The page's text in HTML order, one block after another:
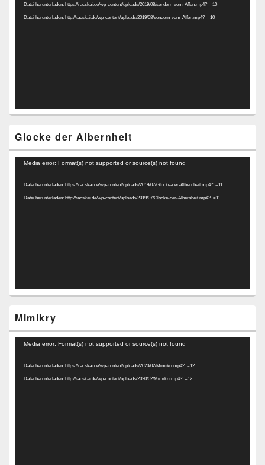
Datei herunterladen: https://racskai.de/wp-content/uploads/2019/08/sondern-vom-Affen.mp4?_=10
Datei herunterladen: http://racskai.de/wp-content/uploads/2019/08/sondern-vom-Affen.mp4?_=10
Glocke der Albernheit
Video-
Media error: Format(s) not supported or source(s) not found
Datei herunterladen: https://racskai.de/wp-content/uploads/2019/07/Glocke-der-Albernheit.mp4?_=11
Datei herunterladen: http://racskai.de/wp-content/uploads/2019/07/Glocke-der-Albernheit.mp4?_=11
Mimikry
Video-
Media error: Format(s) not supported or source(s) not found
Datei herunterladen: https://racskai.de/wp-content/uploads/2020/02/Mimikri.mp4?_=12
Datei herunterladen: http://racskai.de/wp-content/uploads/2020/02/Mimikri.mp4?_=12